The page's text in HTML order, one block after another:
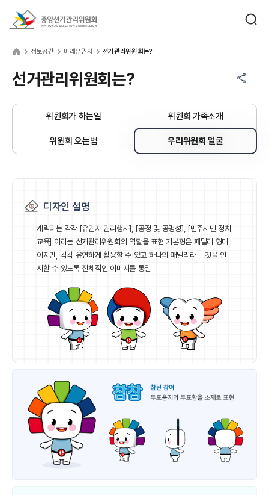
정보공간 미래유권자 선거관리위원회는?
선거관리위원회는?
위원회가 하는일 위원회 가족소개
위원회 오는법 우리위원회 얼굴
디자인 설명
캐릭터는 각각 [유권자 권리행사], [공정 및 공명성],
[민주시민 정치
교육] 이라는 선거관리위원회의 역할을 표현 기본형은 패밀리 형태
이지만, 각각 유연하게 활용할 수 있고 하나의 패밀리라는 것을 인
지할 수 있도록 전체적인 이미지를 통일